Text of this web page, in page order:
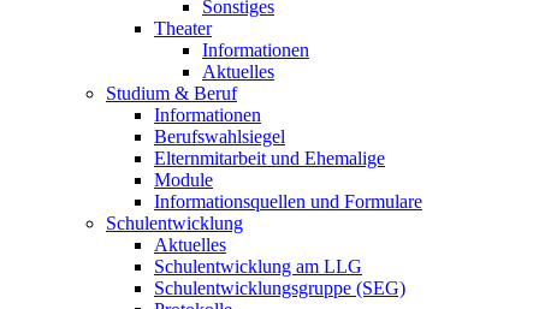
Sonstiges
Theater
Informationen
Aktuelles
Studium & Beruf
Informationen
Berufswahlsiegel
Elternmitarbeit und Ehemalige
Module
Informationsquellen und Formulare
Schulentwicklung
Aktuelles
Schulentwicklung am LLG
Schulentwicklungsgruppe (SEG)